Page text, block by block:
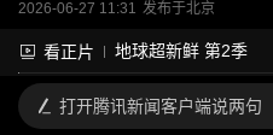
2026-06-27 11:31 发布于北京
看正片 地球超新鲜 第2季
打开腾讯新闻客户端说两句